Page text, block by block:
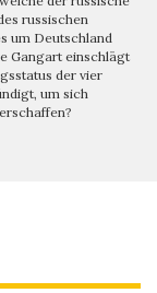
russischen
um Deutschland
Gangart einschlägt
der vier
um sich